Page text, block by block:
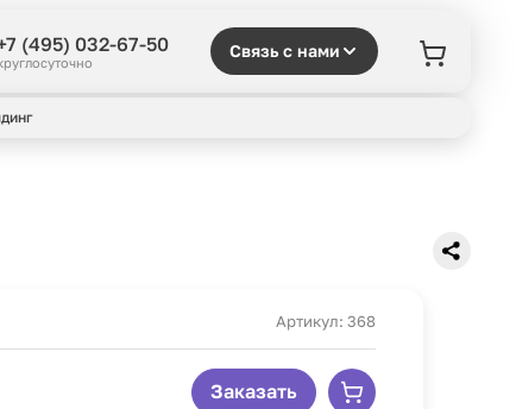
(495) 032-67-50 Связь с нами
Артикул: 368
Заказать